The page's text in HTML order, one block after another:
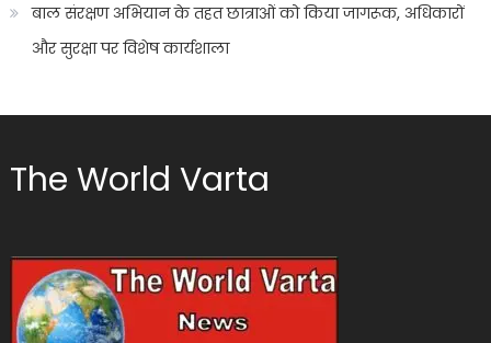
बाल संरक्षण अभियान के तहत छात्राओं को किया जागरूक, अधिकारों
और सुरक्षा पर विशेष कार्यशाला
The World Varta